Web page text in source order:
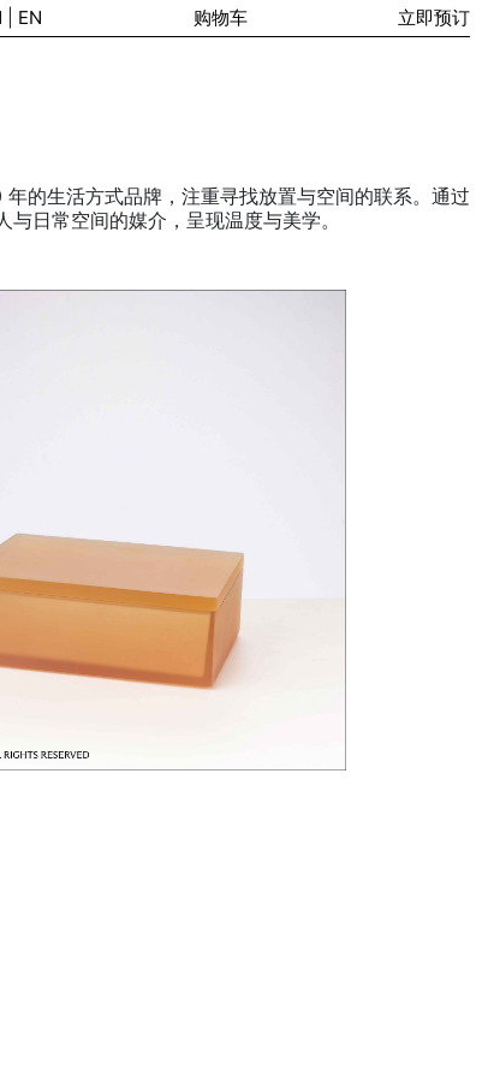
EN 购物车 立即预订
的生活方式品牌，注重寻找放置与空间的联系。通过
日常空间的媒介，呈现温度与美学。